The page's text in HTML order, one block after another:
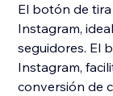
El botón de
Instagram,
seguidores. El
Instagram,
conversión de